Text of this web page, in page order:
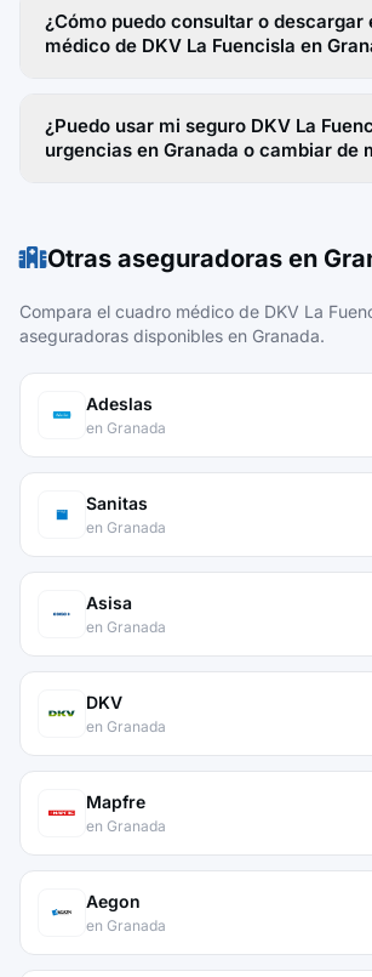
¿Cómo puedo consultar o descargar
médico de DKV La Fuencisla en
¿Puedo usar mi seguro DKV La
urgencias en Granada o cambiar de
Otras aseguradoras en
Compara el cuadro médico de DKV La
aseguradoras disponibles en Granada.
Adeslas
en Granada
Sanitas
en Granada
Asisa
en Granada
DKV
en Granada
Mapfre
en Granada
Aegon
en Granada